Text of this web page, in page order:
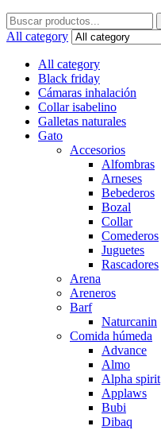
Search
for:
All category
All category
Black friday
Cámaras inhalación
Collar isabelino
Galletas naturales
Gato
Accesorios
Alfombras
Arneses
Bebederos
Bozal
Collar
Comederos
Juguetes
Rascadores
Arena
Areneros
Barf
Naturcanin
Comida húmeda
Advance
Almo
Alpha spirit
Applaws
Bubi
Dibaq